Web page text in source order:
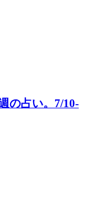
の占い。7/10-